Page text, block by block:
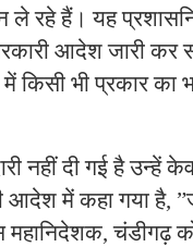
ले रहे हैं। यह
आदेश जारी कर
भी प्रकार का
नहीं दी गई है उन्हें
आदेश में कहा गया है,
चंडीगढ़